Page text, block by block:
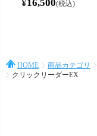
¥16,500 税込
HOME 商品カテゴリ
クリックリーダーEX